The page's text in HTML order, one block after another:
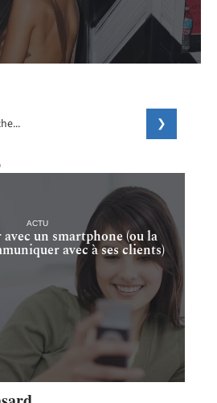
ACTU
un smartphone (ou la
avec à ses clients)